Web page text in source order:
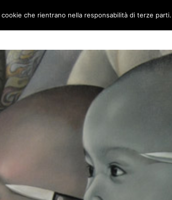
CANTIERE
che rientrano nella responsabilità di terze